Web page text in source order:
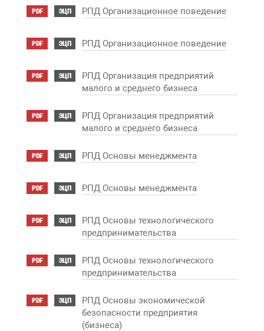
PDF ЭЦП РПД Организационное поведение
PDF ЭЦП РПД Организационное поведение
PDF ЭЦП
РПД Организация предприятий
малого и среднего бизнеса
PDF ЭЦП
РПД Организация предприятий
малого и среднего бизнеса
PDF ЭЦП РПД Основы менеджмента
PDF ЭЦП РПД Основы менеджмента
PDF ЭЦП
РПД Основы технологического
предпринимательства
PDF ЭЦП
РПД Основы технологического
предпринимательства
PDF ЭЦП
РПД Основы экономической
безопасности предприятия
(бизнеса)